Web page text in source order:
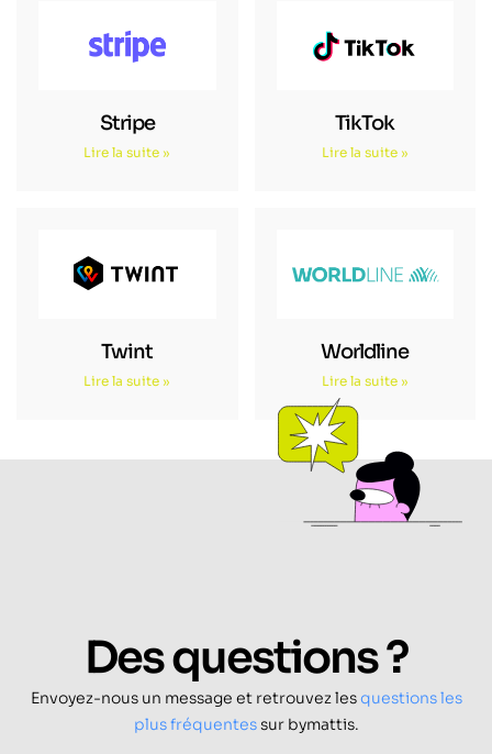
Stripe
Lire la suite »
TikTok
Lire la suite »
Twint
Lire la suite »
Worldline
Lire la suite »
Des questions ?
Envoyez-nous un message et retrouvez lesquestions les
plus fréquentessur bymattis.